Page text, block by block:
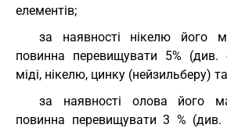
елементів;
за наявності нікелю його
повинна перевищувати 5% (див.
міді, нікелю, цинку (нейзильберу) та
за наявності олова його
повинна перевищувати 3 % (див.